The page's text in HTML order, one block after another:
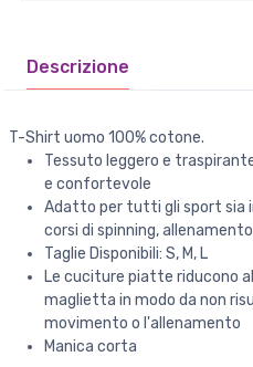
Descrizione
T-Shirt uomo 100% cotone.
Tessuto leggero e
e confortevole
Adatto per tutti gli sport sia
corsi di spinning,
Taglie Disponibili: S, M, L
Le cuciture piatte riducono
maglietta in modo da non
movimento o l'allenamento
Manica corta